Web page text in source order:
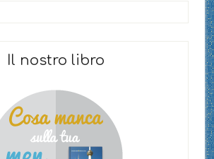
Il nostro libro